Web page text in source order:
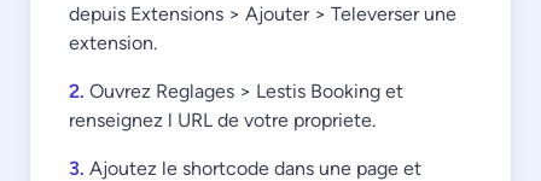
depuis Extensions > Ajouter > Televerser une
extension.
2. Ouvrez Reglages > Lestis Booking et
renseignez l URL de votre propriete.
3. Ajoutez le shortcode dans une page et